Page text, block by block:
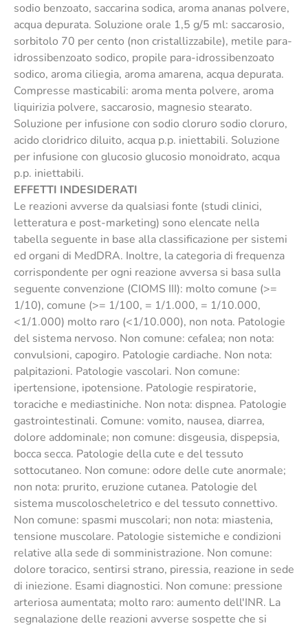
sodio benzoato, saccarina sodica, aroma ananas polvere,
acqua depurata. Soluzione orale 1,5 g/5 ml: saccarosio,
sorbitolo 70 per cento (non cristallizzabile), metile para-
idrossibenzoato sodico, propile para-idrossibenzoato
sodico, aroma ciliegia, aroma amarena, acqua depurata.
Compresse masticabili: aroma menta polvere, aroma
liquirizia polvere, saccarosio, magnesio stearato.
Soluzione per infusione con sodio cloruro sodio cloruro,
acido cloridrico diluito, acqua p.p. iniettabili. Soluzione
per infusione con glucosio glucosio monoidrato, acqua
p.p. iniettabili.
EFFETTI INDESIDERATI
Le reazioni avverse da qualsiasi fonte (studi clinici,
letteratura e post-marketing) sono elencate nella
tabella seguente in base alla classificazione per sistemi
ed organi di MedDRA. Inoltre, la categoria di frequenza
corrispondente per ogni reazione avversa si basa sulla
seguente convenzione (CIOMS III): molto comune (>=
1/10), comune (>= 1/100, = 1/1.000, = 1/10.000,
<1/1.000) molto raro (<1/10.000), non nota. Patologie
del sistema nervoso. Non comune: cefalea; non nota:
convulsioni, capogiro. Patologie cardiache. Non nota:
palpitazioni. Patologie vascolari. Non comune:
ipertensione, ipotensione. Patologie respiratorie,
toraciche e mediastiniche. Non nota: dispnea. Patologie
gastrointestinali. Comune: vomito, nausea, diarrea,
dolore addominale; non comune: disgeusia, dispepsia,
bocca secca. Patologie della cute e del tessuto
sottocutaneo. Non comune: odore delle cute anormale;
non nota: prurito, eruzione cutanea. Patologie del
sistema muscoloscheletrico e del tessuto connettivo.
Non comune: spasmi muscolari; non nota: miastenia,
tensione muscolare. Patologie sistemiche e condizioni
relative alla sede di somministrazione. Non comune:
dolore toracico, sentirsi strano, piressia, reazione in sede
di iniezione. Esami diagnostici. Non comune: pressione
arteriosa aumentata; molto raro: aumento dell'INR. La
segnalazione delle reazioni avverse sospette che si